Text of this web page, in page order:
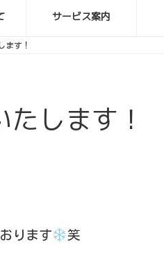
サービス案内
ます！
します！
ります 笑